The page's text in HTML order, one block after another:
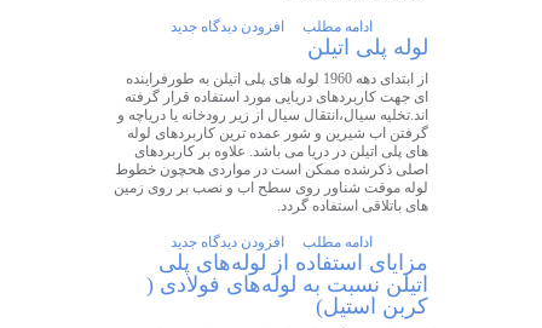
ادامه مطلب افزودن دیدگاه جدید
لوله پلی اتیلن
از ابتدای دهه 1960 لوله های پلی اتیلن به طورفراینده
ای جهت کاربردهای دریایی مورد استفاده قرار گرفته
اند.تخلیه سیال،انتقال سیال از زیر رودخانه یا دریاچه و
گرفتن اب شیرین و شور عمده ترین کاربردهای لوله
های پلی اتیلن در دریا می باشد. علاوه بر کاربردهای
اصلی ذکرشده ممکن است در مواردی هحچون خطوط
لوله موقت شناور روی سطح اب و نصب بر روی زمین
های باتلاقی استفاده گردد.
ادامه مطلب افزودن دیدگاه جدید
مزایای استفاده از لوله‌های پلی
اتیلن نسبت به لوله‌های فولادی (
کربن استیل)